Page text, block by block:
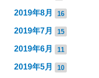
2019年8月 16
2019年7月 15
2019年6月 11
2019年5月 10